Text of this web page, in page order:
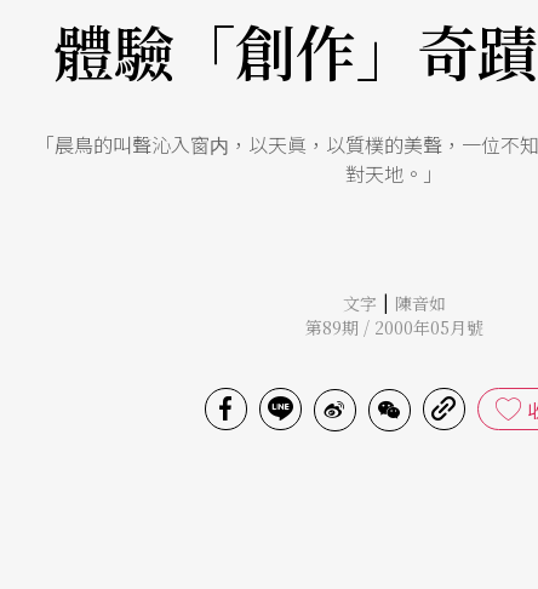
體驗「創作」奇
「晨鳥的叫聲沁入窗内，以天眞，以質樸的美聲，一位不
對天地。」
文字 | 陳音如
第89期 / 2000年05月號